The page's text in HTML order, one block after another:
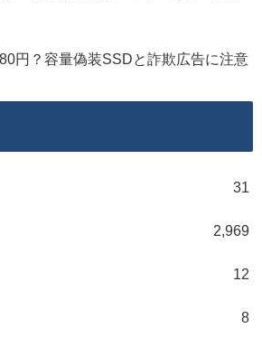
円？容量偽装SSDと詐欺広告に注意
31
2,969
12
8